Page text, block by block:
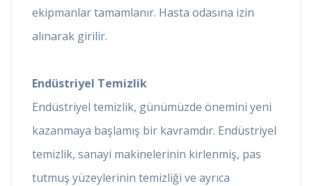
ekipmanlar tamamlanır. Hasta odasına izin
alınarak girilir.
Endüstriyel Temizlik
Endüstriyel temizlik, günümüzde önemini yeni
kazanmaya başlamış bir kavramdır. Endüstriyel
temizlik, sanayi makinelerinin kirlenmiş, pas
tutmuş yüzeylerinin temizliği ve ayrıca